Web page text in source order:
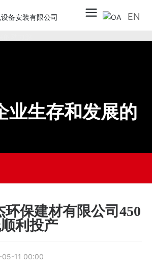
EN
业生存和发展的
环保建材有限公司450
利投产
05-11 00:00